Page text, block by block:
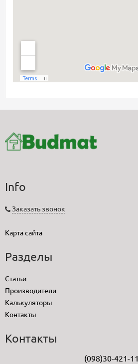
Info
Заказать звонок
Карта сайта
Разделы
Статьи
Производители
Калькуляторы
Контакты
Контакты
(098)30-421-11